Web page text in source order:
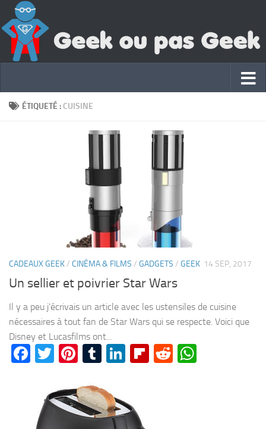
ÉTIQUETÉ : CUISINE
CADEAUX GEEK/ CINÉMA & FILMS / GADGETS / GEEK 14 SEP, 2017
Un sellier et poivrier Star Wars
Il y a peu j’écrivais un article avec les ustensiles de cuisine
nécessaires à tout fan de Star Wars qui se respecte. Voici que
Disney et Lucasfilms ont...
Facebook
Twitter
Pinterest
Tumblr
LinkedIn
Flipboard
Reddit